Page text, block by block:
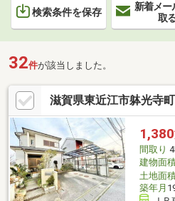
検索条件を保存
新着メー
取
32件が該当しました。
滋賀県東近江市躰光寺
1,380
間取り
建物面
土地面
築年月